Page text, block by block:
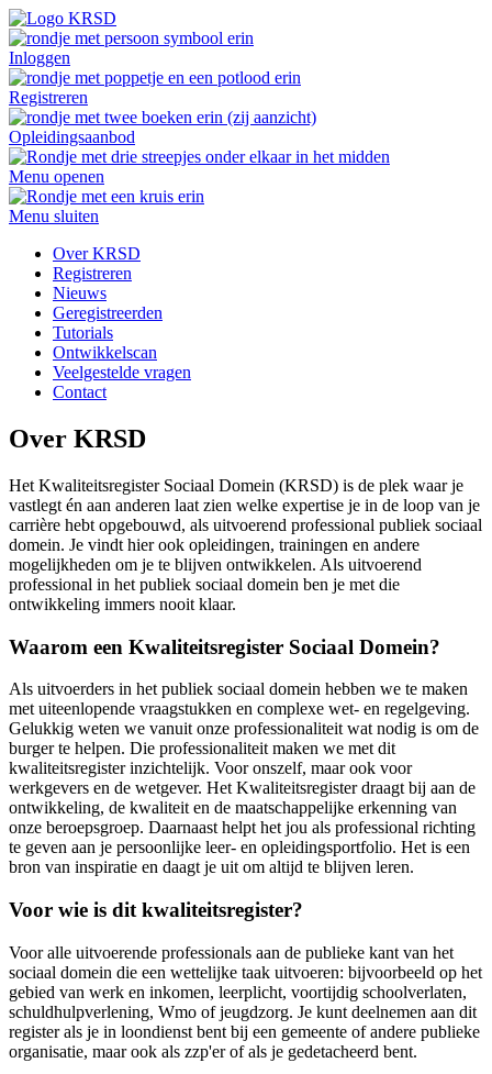
Inloggen
Registreren
Opleidingsaanbod
Menu openen
Menu sluiten
Over KRSD
Registreren
Nieuws
Geregistreerden
Tutorials
Ontwikkelscan
Veelgestelde vragen
Contact
Over KRSD
Het Kwaliteitsregister Sociaal Domein (KRSD) is de plek waar je
vastlegt én aan anderen laat zien welke expertise je in de loop van je
carrière hebt opgebouwd, als uitvoerend professional publiek sociaal
domein. Je vindt hier ook opleidingen, trainingen en andere
mogelijkheden om je te blijven ontwikkelen. Als uitvoerend
professional in het publiek sociaal domein ben je met die
ontwikkeling immers nooit klaar.
Waarom een Kwaliteitsregister Sociaal Domein?
Als uitvoerders in het publiek sociaal domein hebben we te maken
met uiteenlopende vraagstukken en complexe wet- en regelgeving.
Gelukkig weten we vanuit onze professionaliteit wat nodig is om de
burger te helpen. Die professionaliteit maken we met dit
kwaliteitsregister inzichtelijk. Voor onszelf, maar ook voor
werkgevers en de wetgever. Het Kwaliteitsregister draagt bij aan de
ontwikkeling, de kwaliteit en de maatschappelijke erkenning van
onze beroepsgroep. Daarnaast helpt het jou als professional richting
te geven aan je persoonlijke leer- en opleidingsportfolio. Het is een
bron van inspiratie en daagt je uit om altijd te blijven leren.
Voor wie is dit kwaliteitsregister?
Voor alle uitvoerende professionals aan de publieke kant van het
sociaal domein die een wettelijke taak uitvoeren: bijvoorbeeld op het
gebied van werk en inkomen, leerplicht, voortijdig schoolverlaten,
schuldhulpverlening, Wmo of jeugdzorg. Je kunt deelnemen aan dit
register als je in loondienst bent bij een gemeente of andere publieke
organisatie, maar ook als zzp'er of als je gedetacheerd bent.